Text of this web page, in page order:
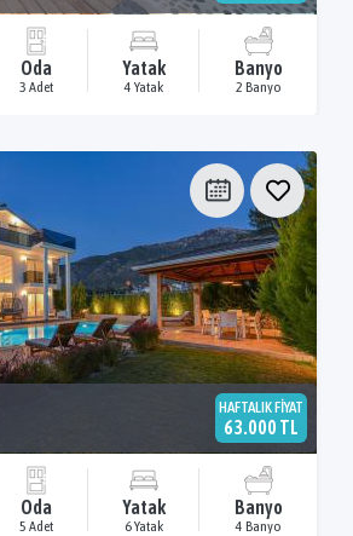
Oda
3 Adet
Yatak
4 Yatak
Banyo
2 Banyo
HAFTALIK FİYAT
63.000 TL
Oda
5 Adet
Yatak
6 Yatak
Banyo
4 Banyo